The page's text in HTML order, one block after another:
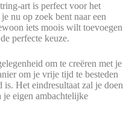
art is perfect voor het
nu op zoek bent naar een
iets moois wilt toevoegen
perfecte keuze.
om te creëren met je
om je vrije tijd te besteden
is. Het eindresultaat zal je doen
je eigen ambachtelijke